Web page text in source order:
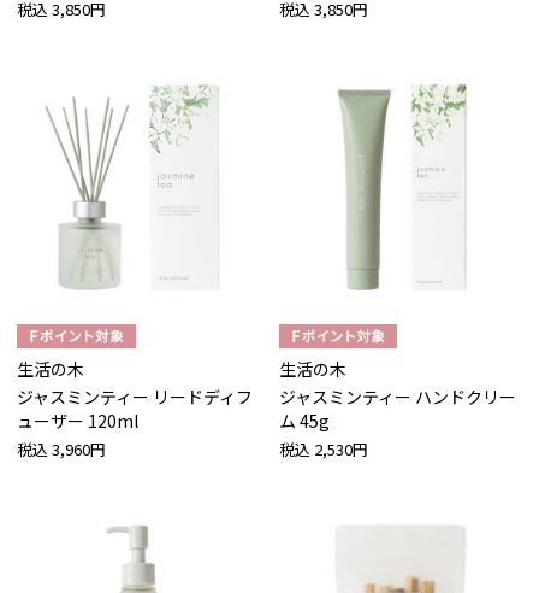
税込 3,850円 税込 3,850円
生活の木
ジャスミンティー リードディフ
ューザー 120ml
税込 3,960円
生活の木
ジャスミンティー ハンドクリー
ム 45g
税込 2,530円